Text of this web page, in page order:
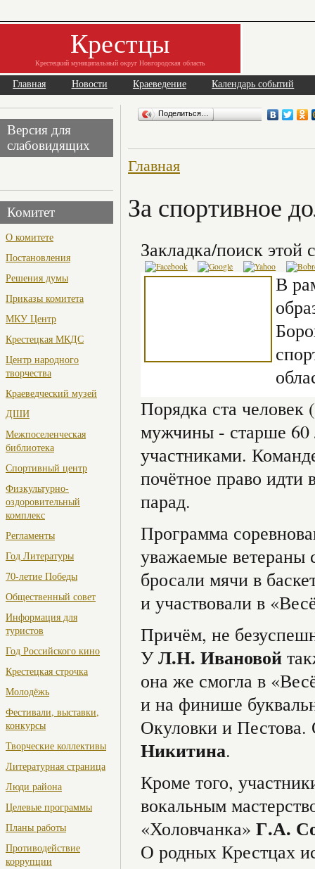
Крестцы
Крестецкий муниципальный округ Новгородская область
Главная Новости Краеведение Календарь событий
Версия для
слабовидящих
Комитет
О комитете
Постановления
Решения думы
Приказы комитета
МКУ Центр
Крестецкая МКДС
Центр народного
творчества
Краеведческий музей
ДШИ
Межпоселенческая
библиотека
Спортивный центр
Физкультурно-
оздоровительный
комплекс
Регламенты
Год Литературы
70-летие Победы
Общественный совет
Информация для
туристов
Год Российского кино
Крестецкая строчка
Молодёжь
Фестивали, выставки,
конкурсы
Творческие коллективы
Литературная страница
Люди района
Целевые программы
Планы работы
Противодействие
коррупции
Поделиться…
Главная
За спортивное
Закладка/поиск этой
В
Порядка ста человек
мужчины - старше 60
участниками.
почётное право идти
парад.
Программа
уважаемые ветераны
бросали мячи в
и участвовали в
Причём, не
УЛ.Н. Ивановой
она же смогла в
и на финише
Окуловки и Пестова.
Никитина.
Кроме того,
вокальным
«Холовчанка» Г.А.
О родных Крестцах